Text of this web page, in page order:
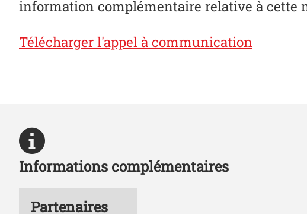
information complémentaire relative à cette
Télécharger l'appel à communication
Informations complémentaires
Partenaires